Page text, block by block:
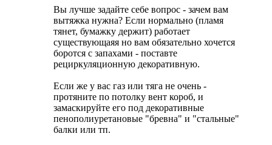
Вы лучше задайте себе вопрос - зачем вам
вытяжка нужна? Если нормально (пламя
тянет, бумажку держит) работает
существующаяя но вам обязательно хочется
боротся с запахами - поставте
рециркуляционную декоративную.
Если же у вас газ или тяга не очень -
протяните по потолку вент короб, и
замаскируйте его под декоративные
пенополиуретановые "бревна" и "стальные"
балки или тп.